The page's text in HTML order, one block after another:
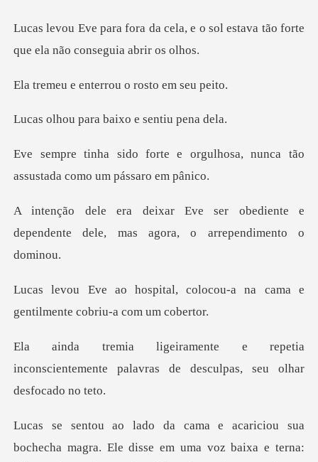
a, e o sol estava tão forte
que
nterrou o rost
ra baixo e sen
orgulhosa, nunca tão
assusta
obediente e
dependente dele, mas
colocou-a na cama e
gentilmen
tia
inconscientemente palavras de de
echa magra. Ele disse em uma voz baixa e terna: